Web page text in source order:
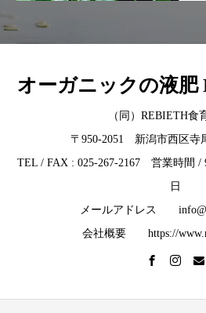
オーガニックの液
（同）REBIETH食
〒950-2051 新潟市西区寺
TEL / FAX : 025-267-2167 営業時間
日
メールアドレス
会社概要 https://